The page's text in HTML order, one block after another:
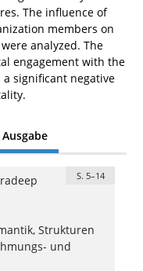
The influence of
members on
analyzed. The
engagement with the
significant negative
S. 5–14
Strukturen
und